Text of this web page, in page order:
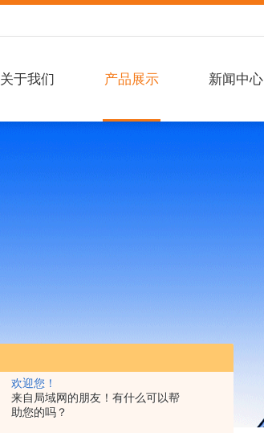
欢迎您！
来自局域网的朋友！有什么可以帮
助您的吗？
关于我们 产品展示 新闻中心